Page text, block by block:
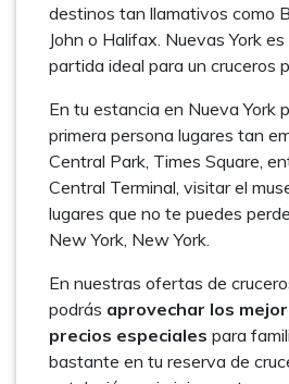
destinos tan llamativos como
John o Halifax. Nuevas York
partida ideal para un cruceros
En tu estancia en Nueva York
primera persona lugares tan
Central Park, Times Square,
Central Terminal, visitar el
lugares que no te puedes
New York, New York.
En nuestras ofertas de
podrás aprovechar los
precios especiales para
bastante en tu reserva de